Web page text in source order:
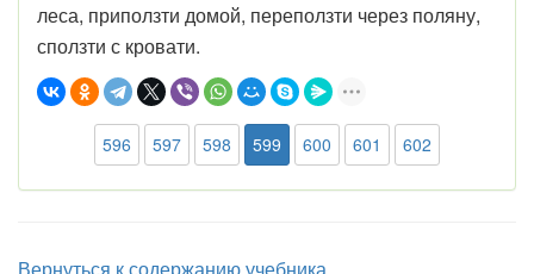
леса, приползти домой, переползти через поляну,
сползти с кровати.
596 597 598 599 600 601 602